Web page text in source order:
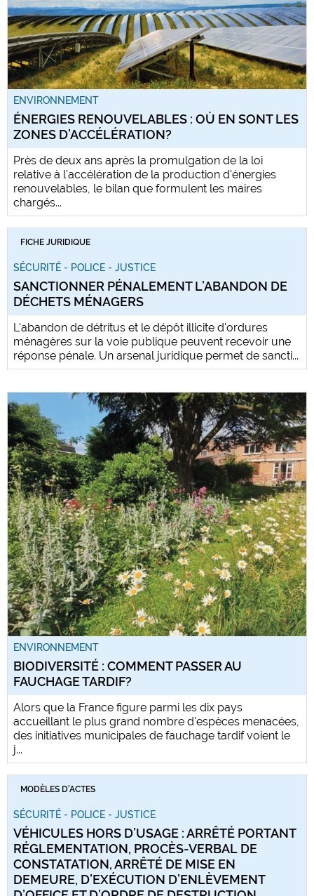
ENVIRONNEMENT
ÉNERGIES RENOUVELABLES : OÙ EN SONT LES
ZONES D’ACCÉLÉRATION?
Près de deux ans après la promulgation de la loi
relative à l'accélération de la production d'énergies
renouvelables, le bilan que formulent les maires
chargés...
FICHE JURIDIQUE
SÉCURITÉ - POLICE - JUSTICE
SANCTIONNER PÉNALEMENT L’ABANDON DE
DÉCHETS MÉNAGERS
L'abandon de détritus et le dépôt illicite d'ordures
ménagères sur la voie publique peuvent recevoir une
réponse pénale. Un arsenal juridique permet de sancti...
ENVIRONNEMENT
BIODIVERSITÉ : COMMENT PASSER AU
FAUCHAGE TARDIF?
Alors que la France figure parmi les dix pays
accueillant le plus grand nombre d'espèces menacées,
des initiatives municipales de fauchage tardif voient le
j...
MODÈLES D'ACTES
SÉCURITÉ - POLICE - JUSTICE
VÉHICULES HORS D’USAGE : ARRÊTÉ PORTANT
RÉGLEMENTATION, PROCÈS-VERBAL DE
CONSTATATION, ARRÊTÉ DE MISE EN
DEMEURE, D’EXÉCUTION D’ENLÈVEMENT